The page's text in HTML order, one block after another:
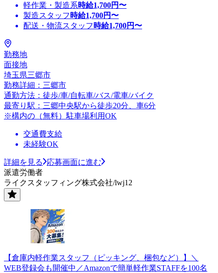
軽作業・製造系時給1,700円〜
製造スタッフ 時給1,700円〜
配送・物流スタッフ 時給1,700円〜
勤務地
面接地
埼玉県三郷市
勤務詳細：三郷市
通勤方法：徒歩/車/自転車/バス/電車/バイク
最寄り駅：三郷中央駅から徒歩20分、車6分
※構内の（無料）駐車場利用OK
交通費支給
未経験OK
詳細を見る
応募画面に進む
派遣労働者
ライクスタッフィング株式会社/lwj12
【倉庫内軽作業スタッフ（ピッキング、梱包など）】＼
WEB登録会も開催中／Amazonで簡単軽作業STAFFを100名